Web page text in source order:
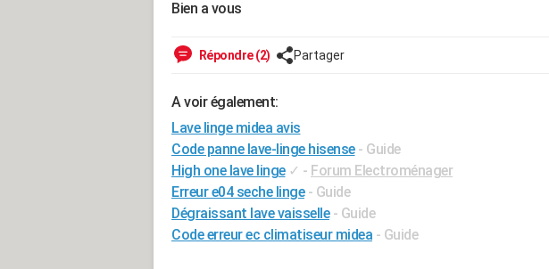
Bien a vous
Répondre (2) Partager
A voir également:
Lave linge midea avis
Code panne lave-linge hisense - Guide
High one lave linge ✓ - Forum Electroménager
Erreur e04 seche linge - Guide
Dégraissant lave vaisselle - Guide
Code erreur ec climatiseur midea - Guide